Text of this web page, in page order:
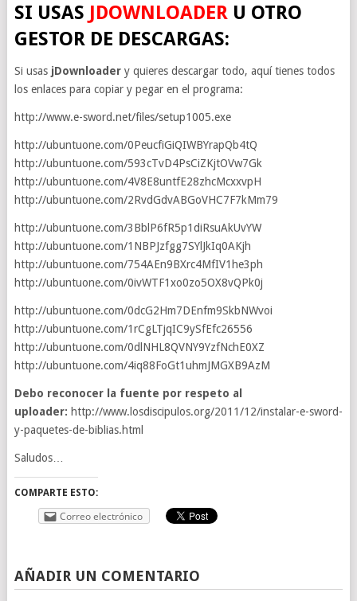
SI USAS JDOWNLOADERU OTRO
GESTOR DE DESCARGAS:
Si usas jDownloadery quieres descargar todo, aquí tienes todos
los enlaces para copiar y pegar en el programa:
http://www.e-sword.net/files/setup1005.exe
http://ubuntuone.com/0PeucfiGiQIWBYrapQb4tQ
http://ubuntuone.com/593cTvD4PsCiZKjtOVw7Gk
http://ubuntuone.com/4V8E8untfE28zhcMcxxvpH
http://ubuntuone.com/2RvdGdvABGoVHC7F7kMm79
http://ubuntuone.com/3BblP6fR5p1diRsuAkUvYW
http://ubuntuone.com/1NBPJzfgg7SYlJkIq0AKjh
http://ubuntuone.com/754AEn9BXrc4MfIV1he3ph
http://ubuntuone.com/0ivWTF1xo0zo5OX8vQPk0j
http://ubuntuone.com/0dcG2Hm7DEnfm9SkbNWvoi
http://ubuntuone.com/1rCgLTjqIC9ySfEfc26556
http://ubuntuone.com/0dlNHL8QVNY9YzfNchE0XZ
http://ubuntuone.com/4iq88FoGt1uhmJMGXB9AzM
Debo reconocer la fuente por respeto al
uploader: http://www.losdiscipulos.org/2011/12/instalar-e-sword-
y-paquetes-de-biblias.html
Saludos…
COMPARTE ESTO:
Correo electrónico
AÑADIR UN COMENTARIO